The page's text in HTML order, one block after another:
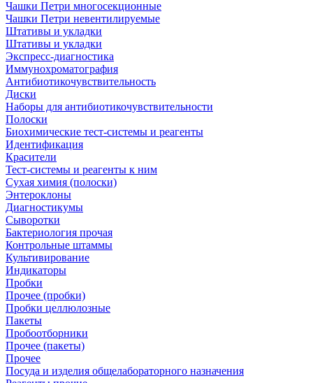
Чашки Петри многосекционные
Чашки Петри невентилируемые
Штативы и укладки
Штативы и укладки
Экспресс-диагностика
Иммунохроматография
Антибиотикочувствительность
Диски
Наборы для антибиотикочувствительности
Полоски
Биохимические тест-системы и реагенты
Идентификация
Красители
Тест-системы и реагенты к ним
Сухая химия (полоски)
Энтероклоны
Диагностикумы
Сыворотки
Бактериология прочая
Контрольные штаммы
Культивирование
Индикаторы
Пробки
Прочее (пробки)
Пробки целлюлозные
Пакеты
Пробоотборники
Прочее (пакеты)
Прочее
Посуда и изделия общелабораторного назначения